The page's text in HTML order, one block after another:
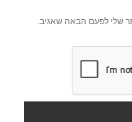
שלי לפעם הבאה שאגיב.